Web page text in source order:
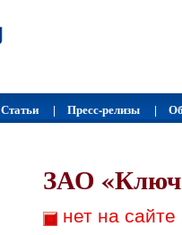
Статьи Пресс-релизы
ЗАО
нет на сайте